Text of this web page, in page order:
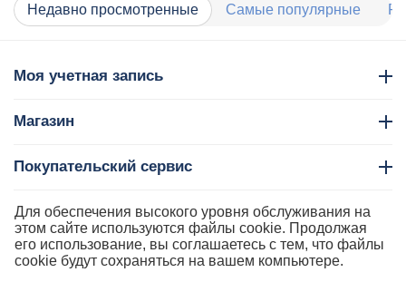
Недавно просмотренные Самые популярные
Моя учетная запись
Магазин
Покупательский сервис
Контакты
Для обеспечения высокого уровня обслуживания на
этом сайте используются файлы cookie. Продолжая
его использование, вы соглашаетесь с тем, что файлы
cookie будут сохраняться на вашем компьютере.